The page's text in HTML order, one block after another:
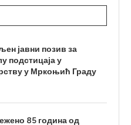
јавни позив за
подстицаја у
у Мркоњић Граду
85 година од